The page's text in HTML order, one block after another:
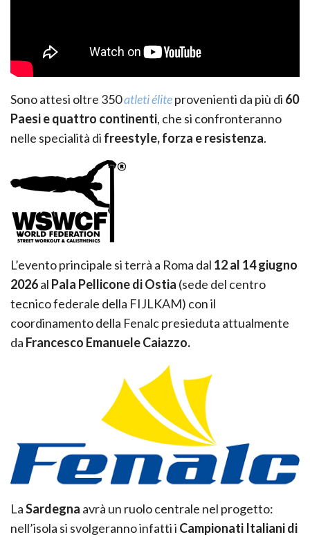
Sono attesi oltre 350atleti éliteprovenienti da più di 60
Paesi e quattro continenti, che si confronteranno
nelle specialità di freestyle, forza e resistenza.
L’evento principale si terrà a Roma dal 12 al 14 giugno
2026al Pala Pellicone di Ostia (sede del centro
tecnico federale della FIJLKAM) con il
coordinamento della Fenalc presieduta attualmente
da Francesco Emanuele Caiazzo.
LaSardegna avrà un ruolo centrale nel progetto:
nell’isola si svolgeranno infatti i Campionati Italiani di